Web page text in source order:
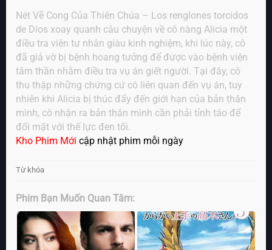
Nét Vẽ Cong Của Thiên Chúa – Los renglones torcidos
de Dios xoay quanh câu chuyện về cô nàng Alicia một
điều tra viên tư nhân giàu kinh nghiệm, khi lúc này, cô
đã giả vờ bị bệnh hoang tưởng để được vào bệnh viện
tâm thần nhằm điều tra vụ án giết người. Tại đây, cô
thu thập những chứng cứ có liên quan đến vụ án, tuy
nhiên khi Alicia bị thúc đẩy đến giới hạn của bản thân
mình, cô nhận ra bản thân mình cần phải tỉnh táo để
đối mặt với thế lực đen tối.
Kho Phim Mới cập nhật phim mỗi ngày
Từ khóa
Phim Bạn Muốn Quan Tâm: